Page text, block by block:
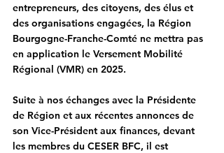
entrepreneurs, des citoyens, des élus et
des organisations engagées, la Région
Bourgogne-Franche-Comté ne mettra pas
en application le Versement Mobilité
Régional (VMR) en 2025.
Suite à nos échanges avec la Présidente
de Région et aux récentes annonces de
son Vice-Président aux finances, devant
les membres du CESER BFC, il est